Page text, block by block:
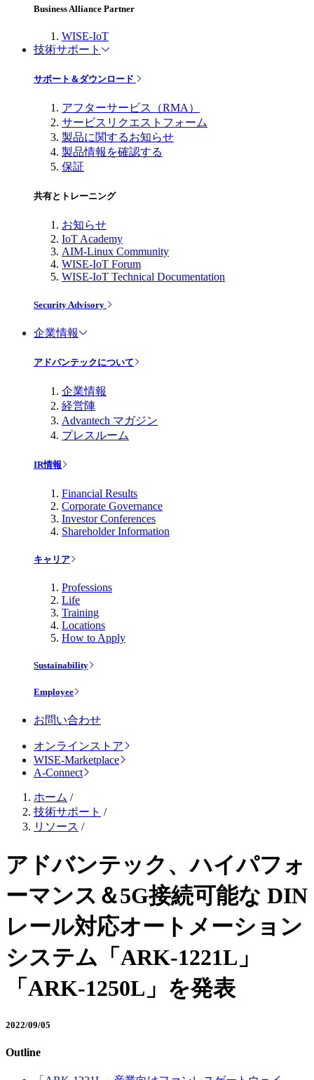
Business Alliance Partner
WISE-IoT
技術サポート
サポート＆ダウンロード
アフターサービス（RMA）
サービスリクエストフォーム
製品に関するお知らせ
製品情報を確認する
保証
共有とトレーニング
お知らせ
IoT Academy
AIM-Linux Community
WISE-IoT Forum
WISE-IoT Technical Documentation
Security Advisory
企業情報
アドバンテックについて
企業情報
経営陣
Advantech マガジン
プレスルーム
IR情報
Financial Results
Corporate Governance
Investor Conferences
Shareholder Information
キャリア
Professions
Life
Training
Locations
How to Apply
Sustainability
Employee
お問い合わせ
オンラインストア
WISE-Marketplace
A-Connect
ホーム /
技術サポート /
リソース /
アドバンテック、ハイパフォ
ーマンス＆5G接続可能な DIN
レール対応オートメーション
システム「ARK-1221L」
「ARK-1250L」を発表
2022/09/05
Outline